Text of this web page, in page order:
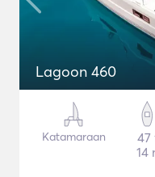
Lagoon 460
Katamaraan
47
14